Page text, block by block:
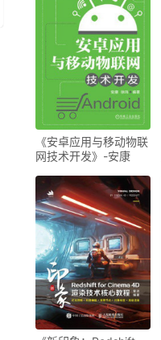
《安卓应用与移动物联
网技术开发》-安康